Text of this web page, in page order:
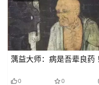
院
巡
视
蕅益大师：病是吾辈良药
0 0